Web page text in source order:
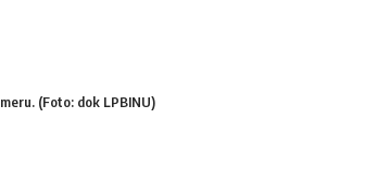
(Foto: dok LPBINU)